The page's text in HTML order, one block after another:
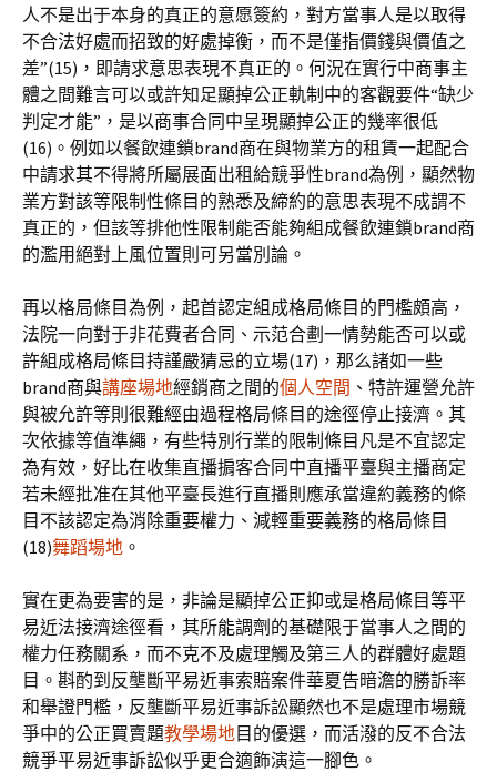
人不是出于本身的真正的意愿簽約，對方當事人是以取得
不合法好處而招致的好處掉衡，而不是僅指價錢與價值之
差”(15)，即請求意思表現不真正的。何況在實行中商事主
體之間難言可以或許知足顯掉公正軌制中的客觀要件“缺少
判定才能”，是以商事合同中呈現顯掉公正的幾率很低
(16)。例如以餐飲連鎖brand商在與物業方的租賃一起配合
中請求其不得將所屬展面出租給競爭性brand為例，顯然物
業方對該等限制性條目的熟悉及締約的意思表現不成謂不
真正的，但該等排他性限制能否能夠組成餐飲連鎖brand商
的濫用絕對上風位置則可另當別論。
再以格局條目為例，起首認定組成格局條目的門檻頗高，
法院一向對于非花費者合同、示范合劃一情勢能否可以或
許組成格局條目持謹嚴猜忌的立場(17)，那么諸如一些
brand商與講座場地經銷商之間的個人空間 、特許運營允許
與被允許等則很難經由過程格局條目的途徑停止接濟。其
次依據等值準繩，有些特別行業的限制條目凡是不宜認定
為有效，好比在收集直播掮客合同中直播平臺與主播商定
若未經批准在其他平臺長進行直播則應承當違約義務的條
目不該認定為消除重要權力、減輕重要義務的格局條目
(18)舞蹈場地 。
實在更為要害的是，非論是顯掉公正抑或是格局條目等平
易近法接濟途徑看，其所能調劑的基礎限于當事人之間的
權力任務關系，而不克不及處理觸及第三人的群體好處題
目。斟酌到反壟斷平易近事索賠案件華夏告暗澹的勝訴率
和舉證門檻，反壟斷平易近事訴訟顯然也不是處理市場競
爭中的公正買賣題教學場地目的優選，而活潑的反不合法
競爭平易近事訴訟似乎更合適飾演這一腳色。